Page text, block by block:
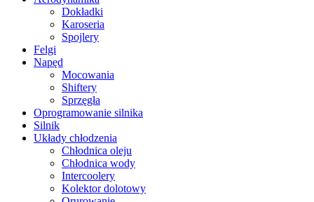
Dokładki
Karoseria
Spojlery
Felgi
Napęd
Mocowania
Shiftery
Sprzęgła
Oprogramowanie silnika
Silnik
Układy chłodzenia
Chłodnica oleju
Chłodnica wody
Intercoolery
Kolektor dolotowy